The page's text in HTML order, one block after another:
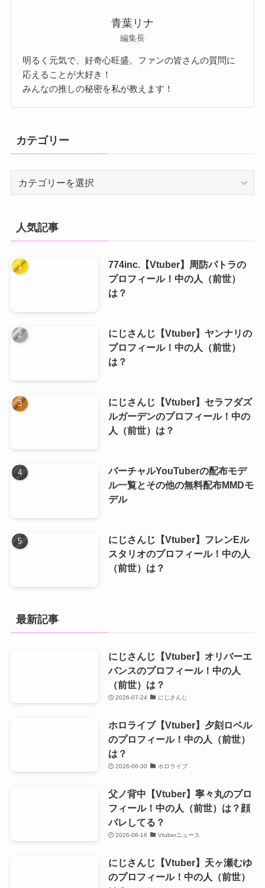
青葉リナ
編集長
明るく元気で、好奇心旺盛。ファンの皆さんの質問に
応えることが大好き！
みんなの推しの秘密を私が教えます！
カテゴリー
ー
人気記事
774inc.【Vtuber】周防パトラの
プロフィール！中の人（前世）
は？
にじさんじ【Vtuber】ヤンナリの
プロフィール！中の人（前世）
は？
にじさんじ【Vtuber】セラフダズ
ルガーデンのプロフィール！中の
人（前世）は？
バーチャルYouTuberの配布モデ
ル一覧とその他の無料配布MMDモ
デル
にじさんじ【Vtuber】フレンEル
スタリオのプロフィール！中の人
（前世）は？
最新記事
にじさんじ【Vtuber】オリバーエ
バンスのプロフィール！中の人
（前世）は？
2026-07-24 にじさんじ
ホロライブ【Vtuber】夕刻ロベル
のプロフィール！中の人（前世）
は？
2026-06-30 ホロライブ
父ノ背中【Vtuber】寧々丸のプロ
フィール！中の人（前世）は？顔
バレしてる？
2026-06-16 Vtuberニュース
にじさんじ【Vtuber】天ヶ瀬むゆ
のプロフィール！中の人（前世）